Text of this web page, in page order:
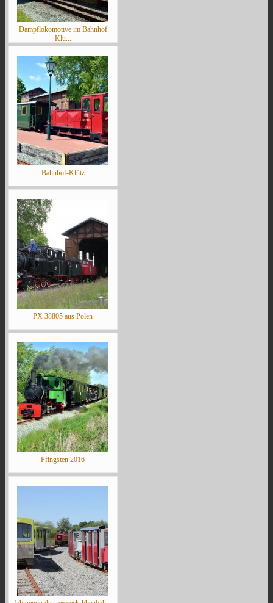
Dampflokomotive im Bahnhof
Klu...
Bahnhof-Klütz
PX 38805 aus Polen
Pfingsten 2016